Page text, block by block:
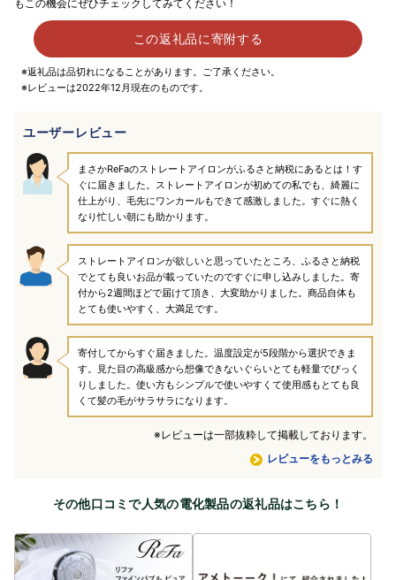
もこの機会にぜひチェックしてみてください！
この返礼品に寄附する
※返礼品は品切れになることがあります。ご了承ください。
※レビューは2022年12月現在のものです。
ユーザーレビュー
レビューをもっとみる
まさかReFaのストレートアイロンがふるさと納税にあるとは！す
ぐに届きました。ストレートアイロンが初めての私でも、綺麗に
仕上がり、毛先にワンカールもできて感激しました。すぐに熱く
なり忙しい朝にも助かります。
ストレートアイロンが欲しいと思っていたところ、ふるさと納税
でとても良いお品が載っていたのですぐに申し込みしました。寄
付から2週間ほどで届けて頂き、大変助かりました。商品自体も
とても使いやすく、大満足です。
寄付してからすぐ届きました。温度設定が5段階から選択できま
す。見た目の高級感から想像できないぐらいとても軽量でびっく
りしました。使い方もシンプルで使いやすくて使用感もとても良
くて髪の毛がサラサラになります。
※レビューは一部抜粋して掲載しております。
その他口コミで人気の電化製品の返礼品はこちら！